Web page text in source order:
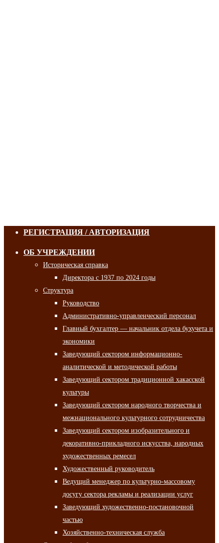
РЕГИСТРАЦИЯ / АВТОРИЗАЦИЯ
ОБ УЧРЕЖДЕНИИ
Историческая справка
Директора с 1937 по 2024 годы
Структура
Руководство
Административно-управленческий персонал
Главный бухгалтер — начальник отдела бухучета и
экономики
Заведующий сектором информационно-
аналитической и методической работы
Заведующий сектором традиционной хакасской
культуры
Заведующий сектором народного творчества и
межнационального культурного сотрудничества
Заведующий сектором изобразительного и
декоративно-прикладного искусства, народных
художественных ремесел
Художественный руководитель
Ведущий менеджер по культурно-массовому
досугу сектора рекламы и реализации услуг
Заведующий художественно-постановочной
частью
Хозяйственно-техническая служба